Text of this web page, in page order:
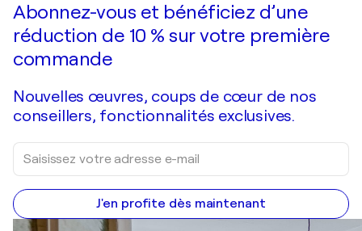
Abonnez-vous et bénéficiez d’une
réduction de 10 % sur votre première
commande
Nouvelles œuvres, coups de cœur de nos
conseillers, fonctionnalités exclusives.
J'en profite dès maintenant